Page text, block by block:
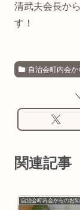
清武夫会長か
す！
自治会町内会
関連記事
自治会町内会からのお